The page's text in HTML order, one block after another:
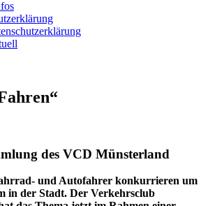
des VCD Münsterland
und Autofahrer konkurrieren um
in der Stadt. Der Verkehrsclub